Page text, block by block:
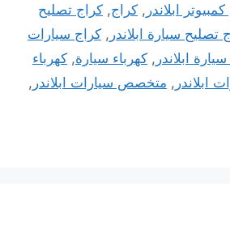
ابلاندر , كراج, كراج تصليح
تصليح سيارة ابلاندر , كراج سيارات
ابلاندر , كهرباء سيارة, كهرباء
ابلاندر , متخصص سيارات ابلاندر ,